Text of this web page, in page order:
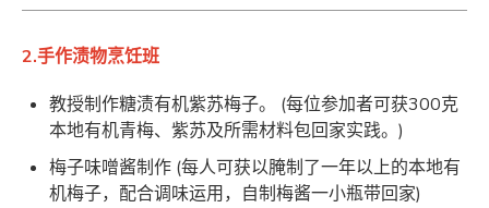
2.手作渍物烹饪班
教授制作糖渍有机紫苏梅子。 (每位参加者可获300克
本地有机青梅、紫苏及所需材料包回家实践。)
梅子味噌酱制作 (每人可获以腌制了一年以上的本地有
机梅子，配合调味运用，自制梅酱一小瓶带回家)